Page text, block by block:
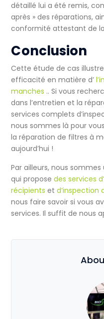
détaillé lui a été remis,
après » des réparations,
conformité attestant de
Conclusion
Cette étude de cas
efficacité en matière d’
manches .. Si vous
dans l’entretien et la
services complets
nous sommes là pour
la réparation de filtres à
aujourd’hui !
Par ailleurs, nous
qui proposedes services
récipients etd’inspection
nous faire savoir si vous
services. Il suffit de nous